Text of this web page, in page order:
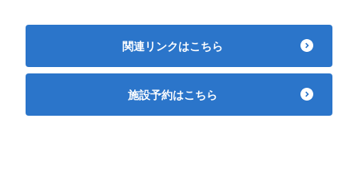
関連リンクはこちら
施設予約はこちら